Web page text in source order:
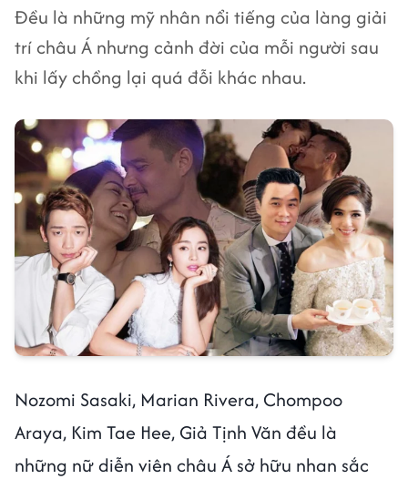
Đều là những mỹ nhân nổi tiếng của làng giải
trí châu Á nhưng cảnh đời của mỗi người sau
khi lấy chồng lại quá đỗi khác nhau.
Nozomi Sasaki, Marian Rivera, Chompoo
Araya, Kim Tae Hee, Giả Tịnh Văn đều là
những nữ diễn viên châu Á sở hữu nhan sắc